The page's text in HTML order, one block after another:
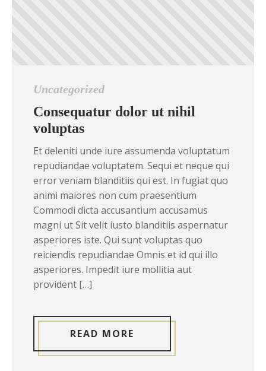
Uncategorized
Consequatur dolor ut nihil
voluptas
Et deleniti unde iure assumenda voluptatum
repudiandae voluptatem. Sequi et neque qui
error veniam blanditiis qui est. In fugiat quo
animi maiores non cum praesentium
Commodi dicta accusantium accusamus
magni ut Sit velit iusto blanditiis aspernatur
asperiores iste. Qui sunt voluptas quo
reiciendis repudiandae Omnis et id qui illo
asperiores. Impedit iure mollitia aut
provident […]
READ MORE